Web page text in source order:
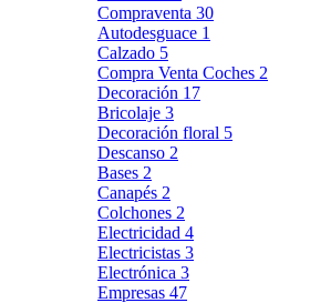
Compraventa 30
Autodesguace 1
Calzado 5
Compra Venta Coches 2
Decoración 17
Bricolaje 3
Decoración floral 5
Descanso 2
Bases 2
Canapés 2
Colchones 2
Electricidad 4
Electricistas 3
Electrónica 3
Empresas 47